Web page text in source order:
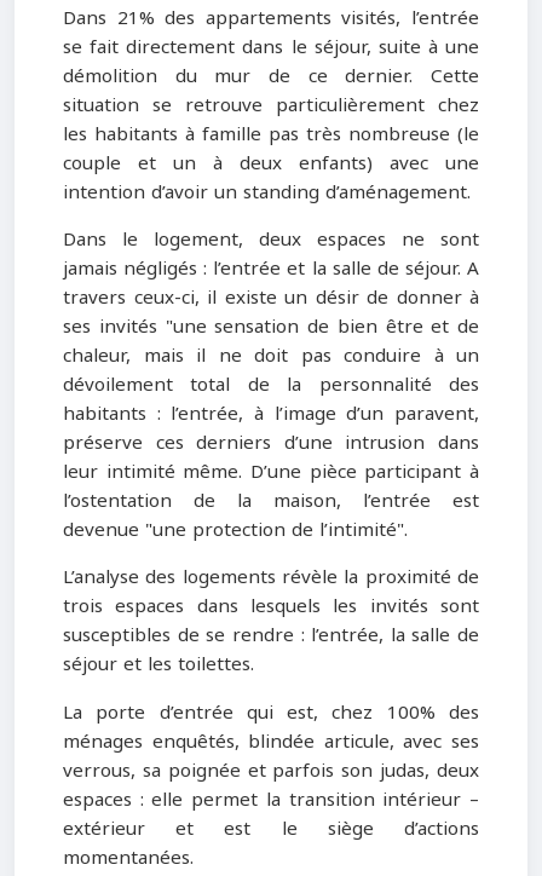
Dans 21% des appartements visités, l’entrée
se fait directement dans le séjour, suite à une
démolition du mur de ce dernier. Cette
situation se retrouve particulièrement chez
les habitants à famille pas très nombreuse (le
couple et un à deux enfants) avec une
intention d’avoir un standing d’aménagement.
Dans le logement, deux espaces ne sont
jamais négligés : l’entrée et la salle de séjour. A
travers ceux-ci, il existe un désir de donner à
ses invités "une sensation de bien être et de
chaleur, mais il ne doit pas conduire à un
dévoilement total de la personnalité des
habitants : l’entrée, à l’image d’un paravent,
préserve ces derniers d’une intrusion dans
leur intimité même. D’une pièce participant à
l’ostentation de la maison, l’entrée est
devenue "une protection de l’intimité".
L’analyse des logements révèle la proximité de
trois espaces dans lesquels les invités sont
susceptibles de se rendre : l’entrée, la salle de
séjour et les toilettes.
La porte d’entrée qui est, chez 100% des
ménages enquêtés, blindée articule, avec ses
verrous, sa poignée et parfois son judas, deux
espaces : elle permet la transition intérieur –
extérieur et est le siège d’actions
momentanées.